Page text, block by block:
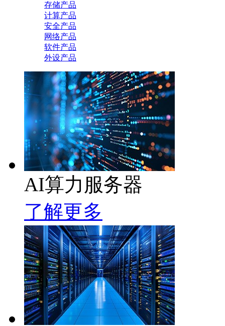
存储产品
计算产品
安全产品
网络产品
软件产品
外设产品
AI算力服务器
了解更多